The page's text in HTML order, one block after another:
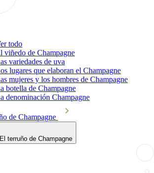
todo
viñedo de Champagne
variedades de uva
lugares que elaboran el Champagne
mujeres y los hombres de Champagne
botella de Champagne
denominación Champagne
de Champagne
El terruño de Champagne